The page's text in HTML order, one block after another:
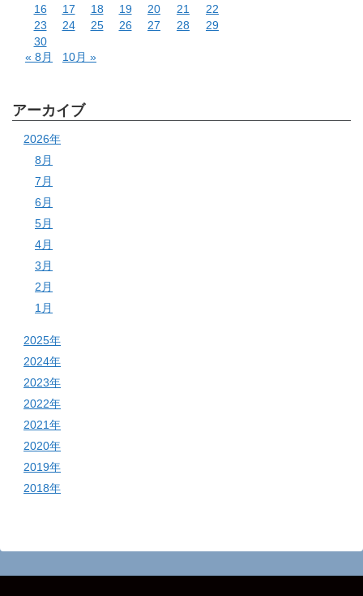
16
17 18 19 20 21
22
23
24 25 26 27 28
29
30
« 8月
10月 »
アーカイブ
2026年
8月
7月
6月
5月
4月
3月
2月
1月
2025年
2024年
2023年
2022年
2021年
2020年
2019年
2018年